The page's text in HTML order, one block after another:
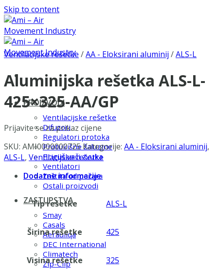
Skip to content
PROIZVODI
Ventilacijske rešetke
Difuzori
Regulatori protoka
Protukišne žaluzine
Prigušivači zvuka
Ventilatori
Zaštita od požara
Ostali proizvodi
ZASTUPSTVA
Smay
Casals
Aerauliqa
DEC International
Climatech
Zip-Clip
Ventilacijske rešetke /AA - Eloksirani aluminij /ALS-L
Aluminijska rešetka ALS-L-
425×325-AA/GP
Prijavite se za prikaz cijene
SKU: AMI0000000725 Kategorije: AA - Eloksirani aluminij,
ALS-L, Ventilacijske rešetke
Dodatne informacije
Tip rešetke ALS-L
Širina rešetke 425
Visina rešetke 325